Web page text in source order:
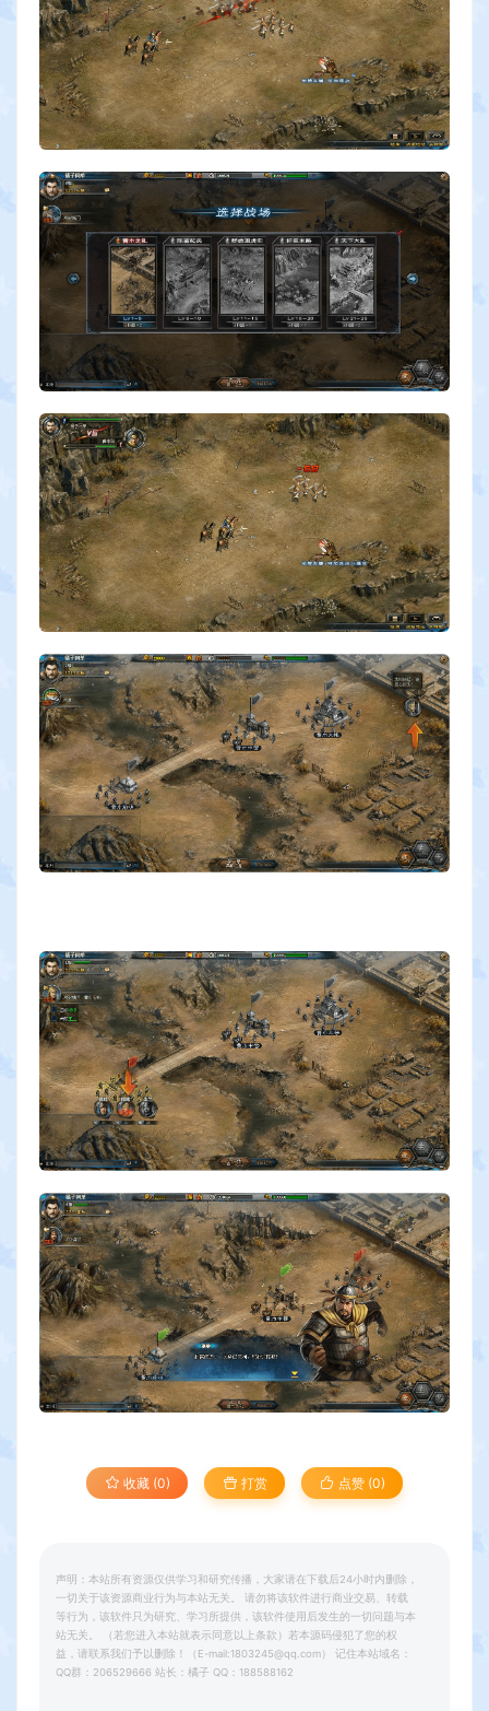
收藏 (0) 打赏 点赞 (0)
声明：本站所有资源仅供学习和研究传播，大家请在下载后24小时内删除，
一切关于该资源商业行为与本站无关。 请勿将该软件进行商业交易、转载
等行为，该软件只为研究、学习所提供，该软件使用后发生的一切问题与本
站无关。 （若您进入本站就表示同意以上条款）若本源码侵犯了您的权
益，请联系我们予以删除！（E-mail:1803245@qq.com） 记住本站域名：
QQ群：206529666 站长：橘子 QQ：188588162